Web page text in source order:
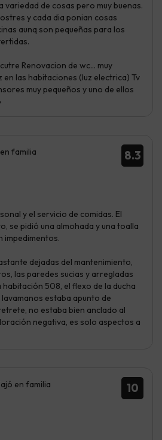
variedad de cosas pero muy buenas.
y cada dia ponian cosas
aunq son pequeñas para los
Renovacion de wc... muy
en las habitaciones (luz electrica) Tv
muy pequeños y uno de ellos
8.3
familia
y el servicio de comidas. El
se pidió una almohada y una toalla
impedimentos.
dejadas del mantenimiento,
las paredes sucias y arregladas
habitación 508, el flexo de la ducha
estaba apunto de
no estaba bien anclado al
negativa, es solo aspectos a
10
en familia